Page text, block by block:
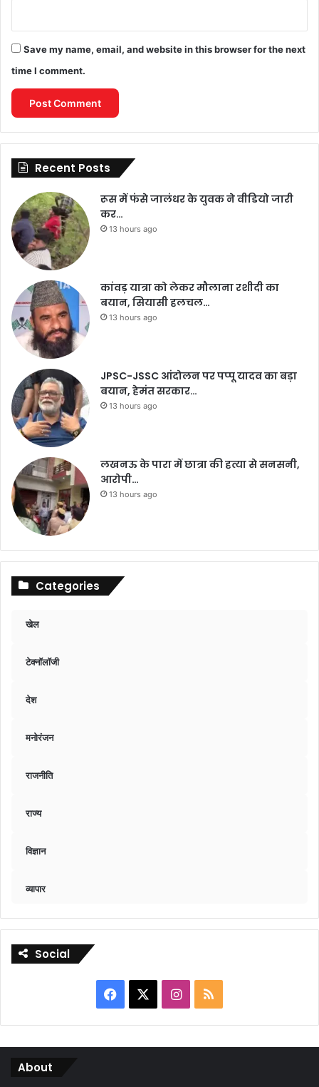
Save my name, email, and website in this browser for the next
time I comment.
Recent Posts
रूस में फंसे जालंधर के युवक ने वीडियो जारी
कर…
13 hours ago
कांवड़ यात्रा को लेकर मौलाना रशीदी का
बयान, सियासी हलचल…
13 hours ago
JPSC-JSSC आंदोलन पर पप्पू यादव का बड़ा
बयान, हेमंत सरकार…
13 hours ago
लखनऊ के पारा में छात्रा की हत्या से सनसनी,
आरोपी…
13 hours ago
Categories
खेल
टेक्नॉलॉजी
देश
मनोरंजन
राजनीति
राज्य
विज्ञान
व्यापार
Social
Facebook Instagram
RSS
About